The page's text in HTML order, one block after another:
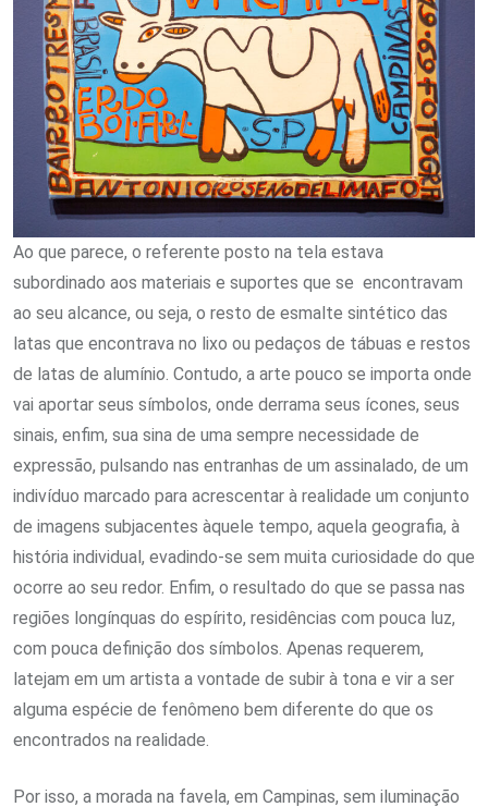
Ao que parece, o referente posto na tela estava
subordinado aos materiais e suportes que se encontravam
ao seu alcance, ou seja, o resto de esmalte sintético das
latas que encontrava no lixo ou pedaços de tábuas e restos
de latas de alumínio. Contudo, a arte pouco se importa onde
vai aportar seus símbolos, onde derrama seus ícones, seus
sinais, enfim, sua sina de uma sempre necessidade de
expressão, pulsando nas entranhas de um assinalado, de um
indivíduo marcado para acrescentar à realidade um conjunto
de imagens subjacentes àquele tempo, aquela geografia, à
história individual, evadindo-se sem muita curiosidade do que
ocorre ao seu redor. Enfim, o resultado do que se passa nas
regiões longínquas do espírito, residências com pouca luz,
com pouca definição dos símbolos. Apenas requerem,
latejam em um artista a vontade de subir à tona e vir a ser
alguma espécie de fenômeno bem diferente do que os
encontrados na realidade.
Por isso, a morada na favela, em Campinas, sem iluminação